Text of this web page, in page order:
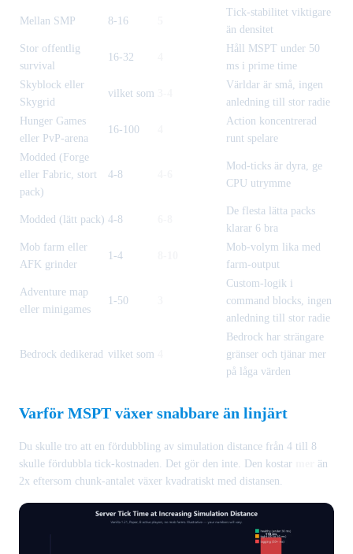
Mellan SMP 8-16
Tick-stabilitet viktigare
än densitet
Stor offentlig
survival
16-32
Håll MSPT under 50
ms i prime time
Skyblock eller
Skygrid
vilket som
Världar är små, ingen
anledning till stor radie
Hunger Games
eller PvP-arena
16-100
Action koncentrerad
runt spelare
Modded (Forge
eller Fabric, stort
pack)
4-8
Mod-ticks är dyra, ge
CPU utrymme
Modded (lätt pack) 4-8
De flesta lätta packs
klarar 6 bra
Mob farm eller
AFK grinder
1-4
Mob-volym lika med
farm-output
Adventure map
eller minigames
1-50
Custom-logik i
command blocks, ingen
anledning till stor radie
Bedrock dedikerad vilket som
Bedrock har strängare
gränser och tjänar mer
på låga värden
Varför MSPT växer snabbare än linjärt
Du skulle tro att en fördubbling av simulation distance från 4 till 8
skulle fördubbla tick-kostnaden. Det gör den inte. Den kostar
än
2x eftersom chunk-antalet växer kvadratiskt med distansen.